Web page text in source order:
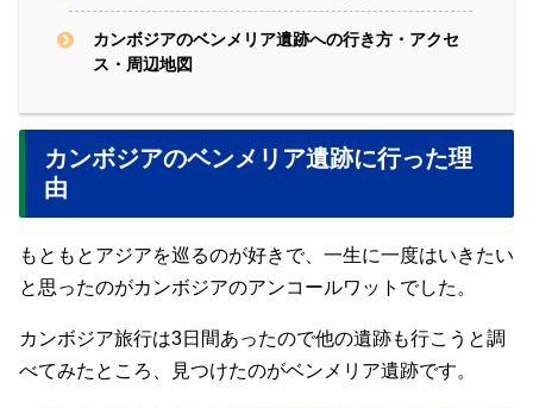
カンボジアのベンメリア遺跡への行き方・アクセ
ス・周辺地図
カンボジアのベンメリア遺跡に行った理
由
もともとアジアを巡るのが好きで、一生に一度はいきたい
と思ったのがカンボジアのアンコールワットでした。
カンボジア旅行は3日間あったので他の遺跡も行こうと調
べてみたところ、見つけたのがベンメリア遺跡です。